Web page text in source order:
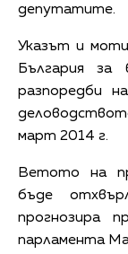
депутатите.
Указът и
България
разпоредби
март 2014 г.
Ветото на
бъде
прогнозира
парламента